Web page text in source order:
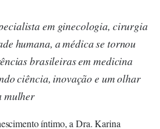
em ginecologia, cirurgia
humana, a médica se tornou
brasileiras em medicina
ciência, inovação e um olhar
mulher
íntimo, aDra. Karina